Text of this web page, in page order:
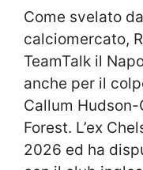
Come svelato
calciomercato,
TeamTalk il
anche per il
Callum
Forest. L’ex
2026 ed ha